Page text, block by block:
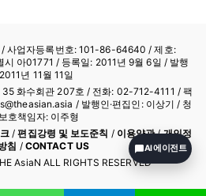
/사업자등록번호: 101-86-64640 / 제호:
아01771 / 등록일: 2011년 9월 6일 / 발행
년 11월 11일
35 화수회관 207호 / 전화: 02-712-4111 / 팩
/ 발행인·편집인: 이상기 / 청
호책임자: 이주형
/편집강령 및 보도준칙 / 이용약관/개인정
침 / CONTACT US
AsiaN ALL RIGHTS RESERVED
AI 에이전트